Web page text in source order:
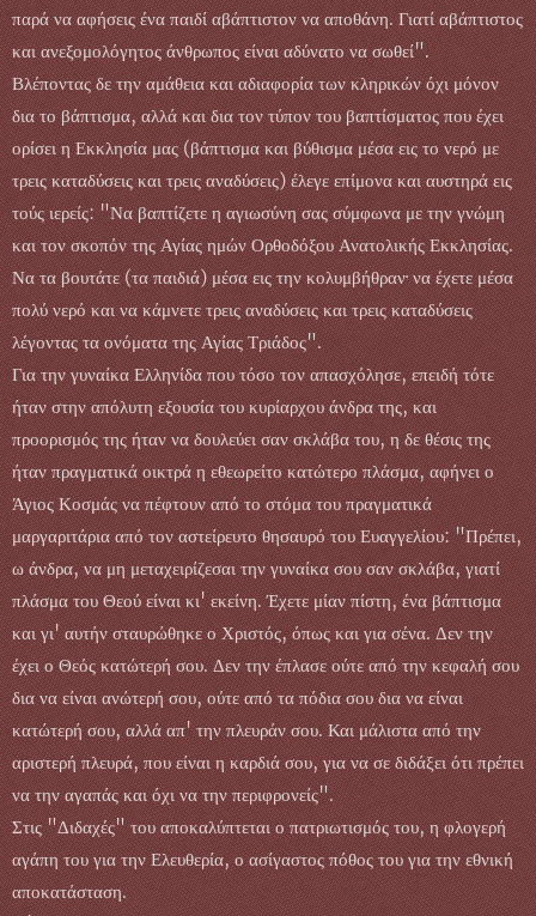
παρά να αφήσεις ένα παιδί αβάπτιστον να αποθάνη. Γιατί αβάπτιστος
και ανεξομολόγητος άνθρωπος είναι αδύνατο να σωθεί".
Βλέποντας δε την αμάθεια και αδιαφορία των κληρικών όχι μόνον
δια το βάπτισμα, αλλά και δια τον τύπον του βαπτίσματος που έχει
ορίσει η Εκκλησία μας (βάπτισμα και βύθισμα μέσα εις το νερό με
τρεις καταδύσεις και τρεις αναδύσεις) έλεγε επίμονα και αυστηρά εις
τούς ιερείς: "Να βαπτίζετε η αγιωσύνη σας σύμφωνα με την γνώμη
και τον σκοπόν της Αγίας ημών Ορθοδόξου Ανατολικής Εκκλησίας.
Να τα βουτάτε (τα παιδιά) μέσα εις την κολυμβήθραν· να έχετε μέσα
πολύ νερό και να κάμνετε τρεις αναδύσεις και τρεις καταδύσεις
λέγοντας τα ονόματα της Αγίας Τριάδος".
Για την γυναίκα Ελληνίδα που τόσο τον απασχόλησε, επειδή τότε
ήταν στην απόλυτη εξουσία του κυρίαρχου άνδρα της, και
προορισμός της ήταν να δουλεύει σαν σκλάβα του, η δε θέσις της
ήταν πραγματικά οικτρά η εθεωρείτο κατώτερο πλάσμα, αφήνει ο
Άγιος Κοσμάς να πέφτουν από το στόμα του πραγματικά
μαργαριτάρια από τον αστείρευτο θησαυρό του Ευαγγελίου: "Πρέπει,
ω άνδρα, να μη μεταχειρίζεσαι την γυναίκα σου σαν σκλάβα, γιατί
πλάσμα του Θεού είναι κι' εκείνη. Έχετε μίαν πίστη, ένα βάπτισμα
και γι' αυτήν σταυρώθηκε ο Χριστός, όπως και για σένα. Δεν την
έχει ο Θεός κατώτερή σου. Δεν την έπλασε ούτε από την κεφαλή σου
δια να είναι ανώτερή σου, ούτε από τα πόδια σου δια να είναι
κατώτερή σου, αλλά απ' την πλευράν σου. Και μάλιστα από την
αριστερή πλευρά, που είναι η καρδιά σου, για να σε διδάξει ότι πρέπει
να την αγαπάς και όχι να την περιφρονείς".
Στις "Διδαχές" του αποκαλύπτεται ο πατριωτισμός του, η φλογερή
αγάπη του για την Ελευθερία, ο ασίγαστος πόθος του για την εθνική
αποκατάσταση.